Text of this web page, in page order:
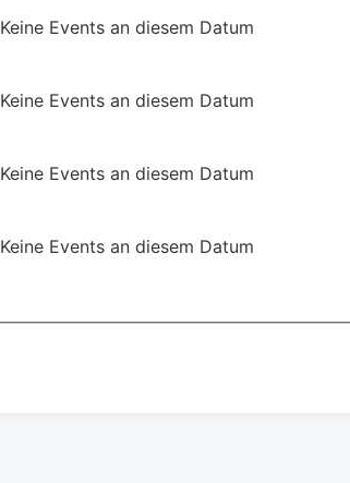
Keine Events an diesem Datum
Keine Events an diesem Datum
Keine Events an diesem Datum
Keine Events an diesem Datum